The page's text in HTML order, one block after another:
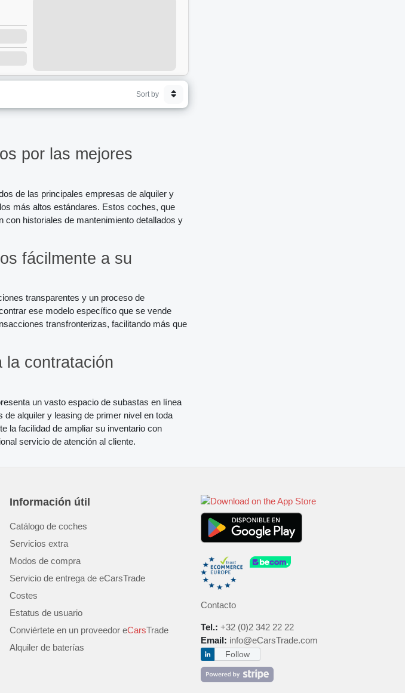
Sort by
por las mejores
de las principales empresas de alquiler y
más altos estándares. Estos coches, que
con historiales de mantenimiento detallados y
fácilmente a su
transparentes y un proceso de
ese modelo específico que se vende
transfronterizas, facilitando más que
la contratación
un vasto espacio de subastas en línea
alquiler y leasing de primer nivel en toda
la facilidad de ampliar su inventario con
servicio de atención al cliente.
Información útil
Catálogo de coches
Servicios extra
Modos de compra
Servicio de entrega de eCarsTrade
Costes
Estatus de usuario
Conviértete en un proveedor eCarsTrade
Alquiler de baterías
Contacto
Tel.: +32 (0)2 342 22 22
Email: info@eCarsTrade.com
Follow